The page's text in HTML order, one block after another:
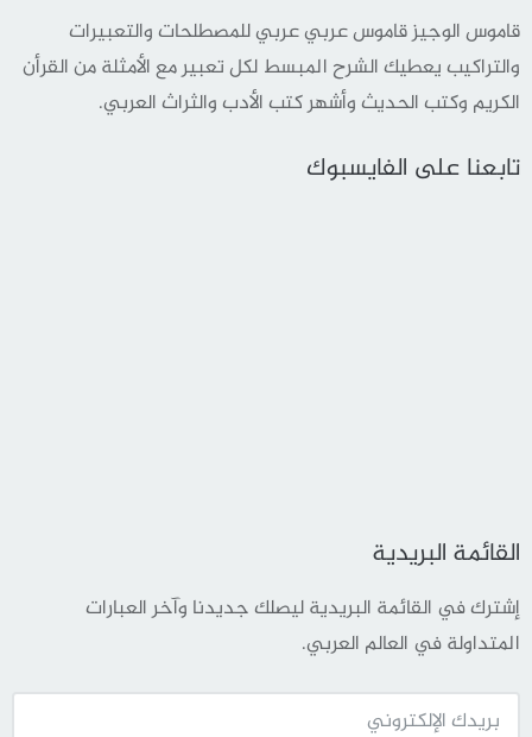
قاموس الوجيز قاموس عربي عربي للمصطلحات والتعبيرات
والتراكيب يعطيك الشرح المبسط لكل تعبير مع الأمثلة من القرأن
الكريم وكتب الحديث وأشهر كتب الأدب والثراث العربي.
تابعنا على الفايسبوك
القائمة البريدية
إشترك في القائمة البريدية ليصلك جديدنا وآخر العبارات
المتداولة في العالم العربي.